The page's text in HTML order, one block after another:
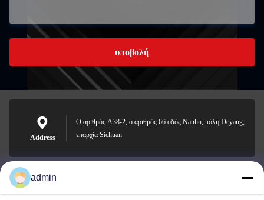
υποβολή
Address
Ο αριθμός A38-2, ο αριθμός 66 οδός Nanhu, πόλη Deyang,
επαρχία Sichuan
Nero@enlaibio.com
admin